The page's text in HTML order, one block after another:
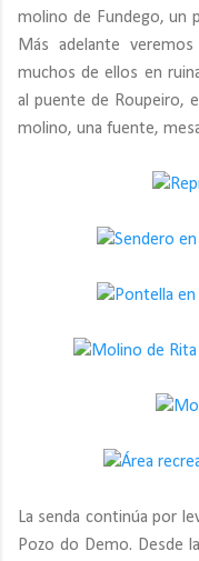
molino de Fundego, un
Más adelante
muchos de ellos en
al puente de Roupeiro,
molino, una fuente,
La senda continúa por
Pozo do Demo. Desde